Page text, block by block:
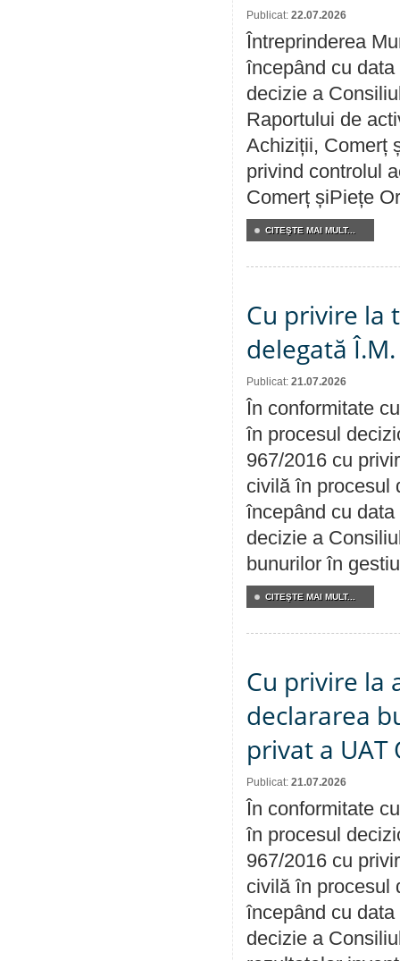
Publicat: 22.07.2026
Întreprinderea
începând cu
decizie a
Raportului de
Achiziții, Comerț
privind controlul
Comerț șiPiețe
CITEŞTE MAI MULT...
Cu privire la
delegată
Publicat: 21.07.2026
În conformitate
în procesul
967/2016 cu
civilă în procesul
începând cu
decizie a
bunurilor în
CITEŞTE MAI MULT...
Cu privire la
declararea
privat a UAT
Publicat: 21.07.2026
În conformitate
în procesul
967/2016 cu
civilă în procesul
începând cu
decizie a